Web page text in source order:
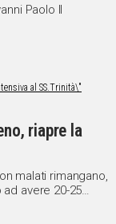
Paolo II
riapre la
malati rimangano,
avere 20-25